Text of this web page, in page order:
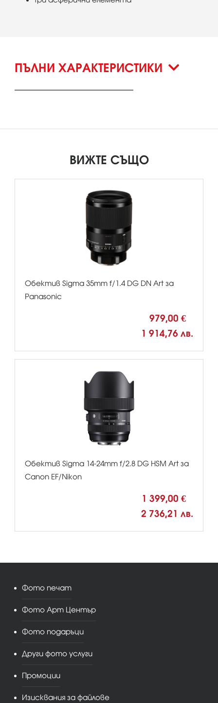
ПЪЛНИ ХАРАКТЕРИСТИКИ
ВИЖТЕ СЪЩО
Обектив Sigma 35mm f/1.4 DG DN Art за
Panasonic
979,00 €
1 914,76 лв.
Обектив Sigma 14-24mm f/2.8 DG HSM Art за
Canon EF/Nikon
1 399,00 €
2 736,21 лв.
Фото печат
Фото Арт Център
Фото подаръци
Други фото услуги
Промоции
Изисквания за файлове